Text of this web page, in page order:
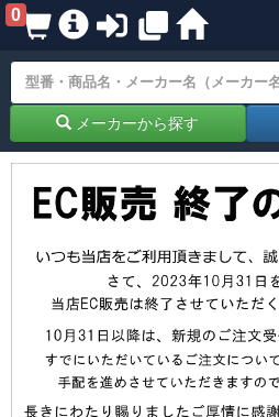
0
メーカーから探す